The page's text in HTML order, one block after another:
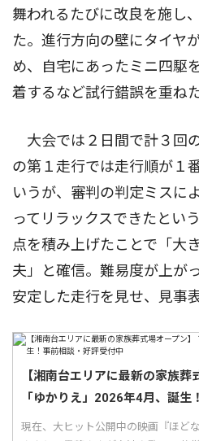
舞われるたびに改良を施し
た。進行方向の壁にタイヤ
め、自宅にあったミニ四駆
着するなど試行錯誤を重ねた
大会では２日間で計３回
の第１走行では走行順が１
いうが、審判の判定ミスに
ってリラックスできたとい
点を積み上げたことで「大
夫」と確信。難易度が上が
安定した走行を見せ、見事
【湘南台エリアに最新の家族
「ゆかりえ」2026年4月、誕生
現在、大ヒット公開中の映画『ほど